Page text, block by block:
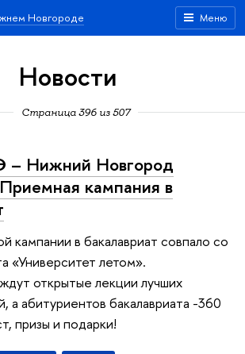
Меню
Новгороде
Новости
Страница 396 из 507
Нижний Новгород
кампания в
кампании в бакалавриат совпало со
«Университет летом».
открытые лекции лучших
а абитуриентов бакалавриата -360
призы и подарки!